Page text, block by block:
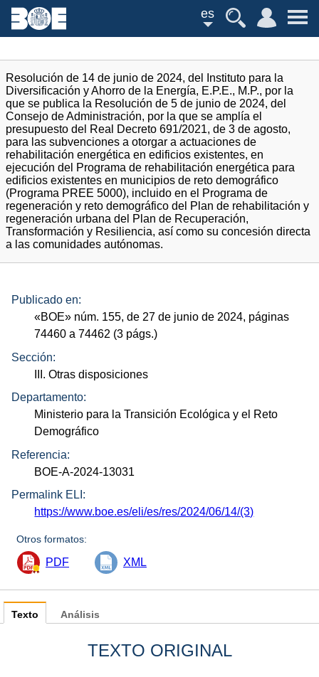
es
Resolución de 14 de junio de 2024, del Instituto para la
Diversificación y Ahorro de la Energía, E.P.E., M.P., por la
que se publica la Resolución de 5 de junio de 2024, del
Consejo de Administración, por la que se amplía el
presupuesto del Real Decreto 691/2021, de 3 de agosto,
para las subvenciones a otorgar a actuaciones de
rehabilitación energética en edificios existentes, en
ejecución del Programa de rehabilitación energética para
edificios existentes en municipios de reto demográfico
(Programa PREE 5000), incluido en el Programa de
regeneración y reto demográfico del Plan de rehabilitación y
regeneración urbana del Plan de Recuperación,
Transformación y Resiliencia, así como su concesión directa
a las comunidades autónomas.
Publicado en:
«BOE» núm. 155, de 27 de junio de 2024, páginas
74460 a 74462 (3 págs.)
Sección:
III. Otras disposiciones
Departamento:
Ministerio para la Transición Ecológica y el Reto
Demográfico
Referencia:
BOE-A-2024-13031
Permalink ELI:
https://www.boe.es/eli/es/res/2024/06/14/(3)
Otros formatos:
PDF XML
Texto
TEXTO ORIGINAL
Análisis